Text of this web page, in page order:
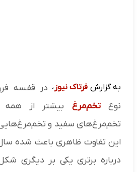
به گزارش فرتاک نیوز ، در قفسه
نوع تخم‌مرغ بیشتر از
تخم‌مرغ‌های سفید و
این تفاوت ظاهری باعث شده
درباره برتری یکی بر دیگری